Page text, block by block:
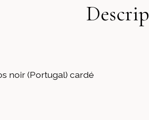
noir (Portugal) cardé